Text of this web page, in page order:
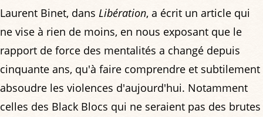
Laurent Binet, dans Libération, a écrit un article qui
ne vise à rien de moins, en nous exposant que le
rapport de force des mentalités a changé depuis
cinquante ans, qu'à faire comprendre et subtilement
absoudre les violences d'aujourd'hui. Notamment
celles des Black Blocs qui ne seraient pas des brutes